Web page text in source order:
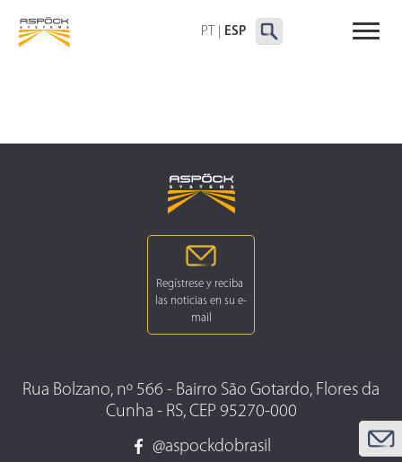
PT ESP
LATERALES
Rua Bolzano, nº 566 - Bairro São Gotardo, Flores da
Cunha - RS, CEP 95270-000
@aspockdobrasil